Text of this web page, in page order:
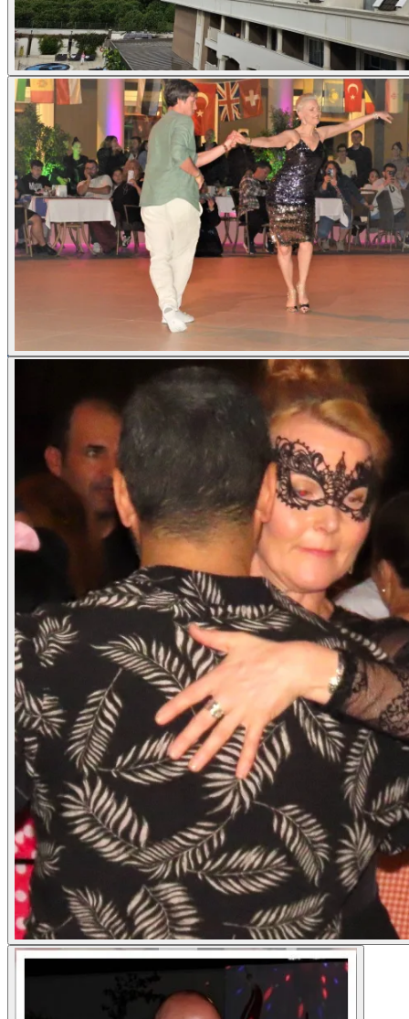
Hjem
Om oss
Program
Andre aktiviteter
Dansestiler
Lærere
Fotogalleri
Kontakt
Suomi English Svenska Norsk